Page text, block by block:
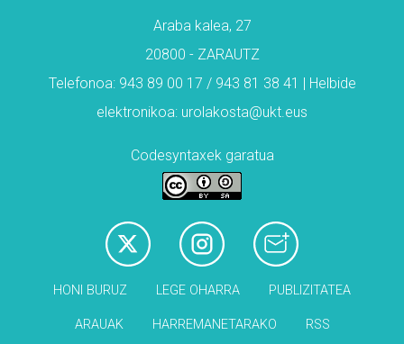
Araba kalea, 27
20800 - ZARAUTZ
Telefonoa: 943 89 00 17 / 943 81 38 41 | Helbide
elektronikoa: urolakosta@ukt.eus
Codesyntaxek garatua
HONI BURUZ LEGE OHARRA PUBLIZITATEA
ARAUAK HARREMANETARAKO RSS